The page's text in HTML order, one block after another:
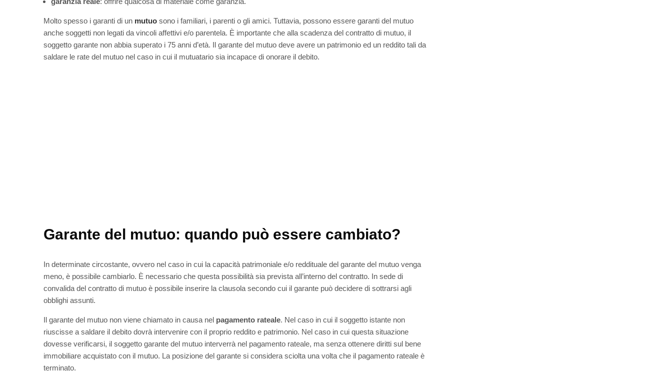
Molto spesso i garanti di un mutuo sono i familiari, i parenti o gli amici. Tuttavia, possono essere garanti del mutuo
anche soggetti non legati da vincoli affettivi e/o parentela. È importante che alla scadenza del contratto di mutuo, il
soggetto garante non abbia superato i 75 anni d’età. Il garante del mutuo deve avere un patrimonio ed un reddito tali da
saldare le rate del mutuo nel caso in cui il mutuatario sia incapace di onorare il debito.
Garante del mutuo: quando può essere cambiato?
In determinate circostante, ovvero nel caso in cui la capacità patrimoniale e/o reddituale del garante del mutuo venga
meno, è possibile cambiarlo. È necessario che questa possibilità sia prevista all’interno del contratto. In sede di
convalida del contratto di mutuo è possibile inserire la clausola secondo cui il garante può decidere di sottrarsi agli
obblighi assunti.
Il garante del mutuo non viene chiamato in causa nel pagamento rateale. Nel caso in cui il soggetto istante non
riuscisse a saldare il debito dovrà intervenire con il proprio reddito e patrimonio. Nel caso in cui questa situazione
dovesse verificarsi, il soggetto garante del mutuo interverrà nel pagamento rateale, ma senza ottenere diritti sul bene
immobiliare acquistato con il mutuo. La posizione del garante si considera sciolta una volta che il pagamento rateale è
terminato.